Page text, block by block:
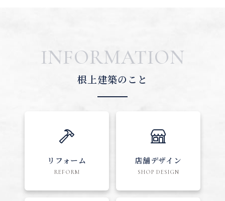
INFORMATION
根上建築のこと
リフォーム
REFORM
店舗デザイン
SHOP DESIGN